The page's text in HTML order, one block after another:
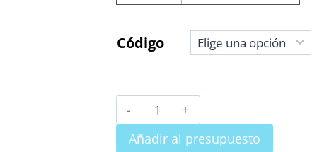
Código
COLUMNA
DE
AGUA
Añadir al presupuesto